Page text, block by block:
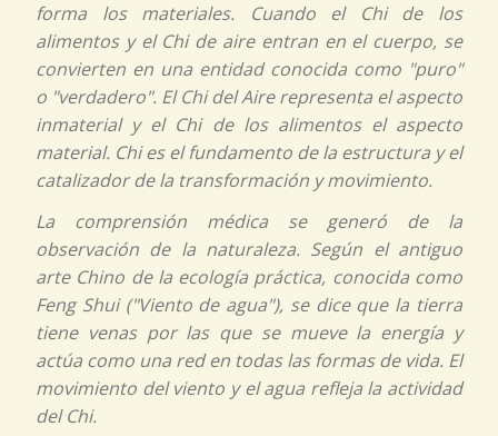
forma los materiales. Cuando el Chide los
alimentos y el Chide aire entran en el cuerpo, se
convierten en una entidad conocida como "puro"
o "verdadero". ElChidel Aire representa el aspecto
inmaterial y el Chide los alimentos el aspecto
material. Chies el fundamento de la estructura y el
catalizador de la transformación y movimiento.
La comprensión médica se generó de la
observación de la naturaleza. Según el antiguo
arte Chino de la ecología práctica, conocida como
Feng Shui ("Viento de agua"), se dice que la tierra
tiene venas por las que se mueve la energía y
actúa como una red en todas las formas de vida. El
movimiento del viento y el agua refleja la actividad
delChi.